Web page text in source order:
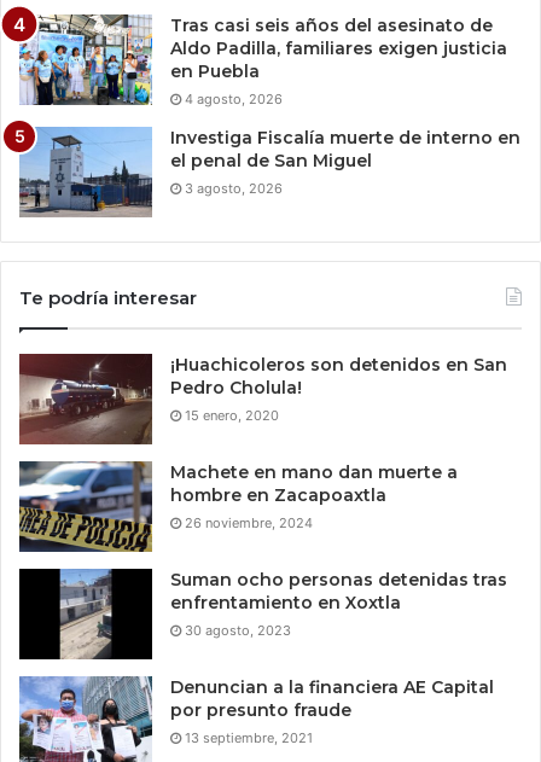
Tras casi seis años del asesinato de
Aldo Padilla, familiares exigen justicia
en Puebla
4 agosto, 2026
Investiga Fiscalía muerte de interno en
el penal de San Miguel
3 agosto, 2026
Te podría interesar
¡Huachicoleros son detenidos en San
Pedro Cholula!
15 enero, 2020
Machete en mano dan muerte a
hombre en Zacapoaxtla
26 noviembre, 2024
Suman ocho personas detenidas tras
enfrentamiento en Xoxtla
30 agosto, 2023
Denuncian a la financiera AE Capital
por presunto fraude
13 septiembre, 2021